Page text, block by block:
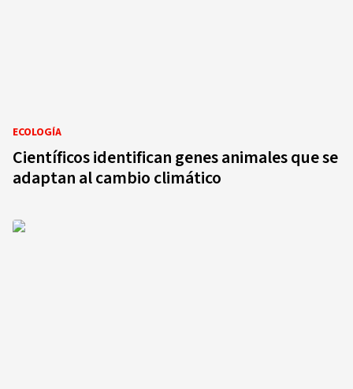
ECOLOGÍA
Científicos identifican genes animales que se
adaptan al cambio climático